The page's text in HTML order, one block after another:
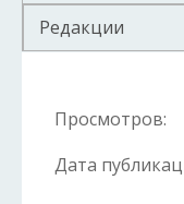
Редакции
Просмотров:
Дата